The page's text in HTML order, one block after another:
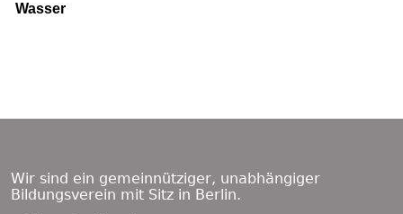
Wasser
Wir sind ein gemeinnütziger, unabhängiger
Bildungsverein mit Sitz in Berlin.